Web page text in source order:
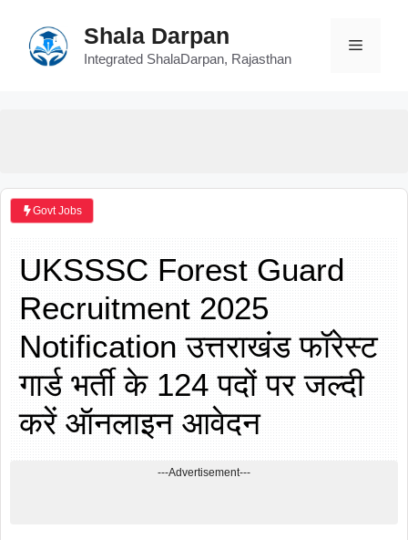
content
Shala Darpan
Integrated ShalaDarpan, Rajasthan
Menu
Govt Jobs
UKSSSC Forest Guard
Recruitment 2025
Notification उत्तराखंड फॉरेस्ट
गार्ड भर्ती के 124 पदों पर जल्दी
करें ऑनलाइन आवेदन
---Advertisement---